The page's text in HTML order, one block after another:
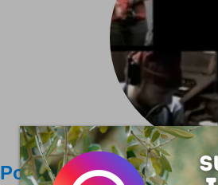
Pomplamoose